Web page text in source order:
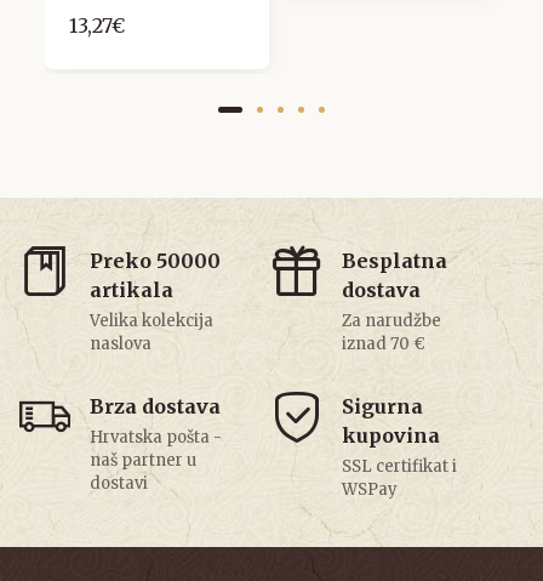
13,27€
Preko 50000
artikala
Velika kolekcija
naslova
Besplatna
dostava
Za narudžbe
iznad 70 €
Brza dostava
Hrvatska pošta -
naš partner u
dostavi
Sigurna
kupovina
SSL certifikat i
WSPay